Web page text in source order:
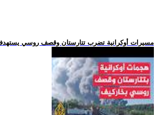
.. مسيرات أوكرانية تضرب تتارستان وقصف روسي